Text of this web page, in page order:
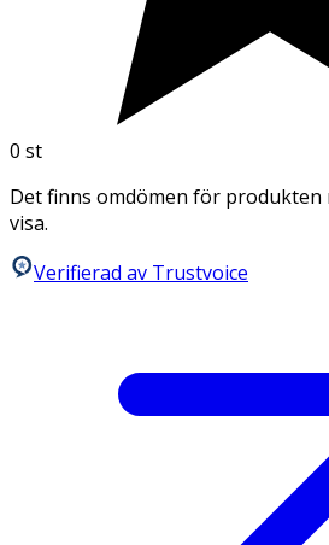
0 st
Det finns omdömen för produkten
visa.
Verifierad av Trustvoice